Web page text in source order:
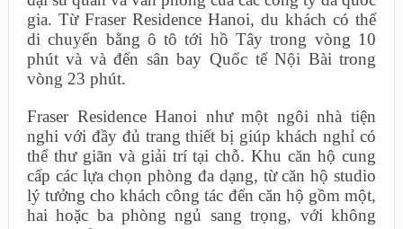
gia. Từ Fraser Residence Hanoi, du khách có thể
di chuyển bằng ô tô tới hồ Tây trong vòng 10
phút và và đến sân bay Quốc tế Nội Bài trong
vòng 23 phút.
Fraser Residence Hanoi như một ngôi nhà tiện
nghi với đầy đủ trang thiết bị giúp khách nghỉ có
thể thư giãn và giải trí tại chỗ. Khu căn hộ cung
cấp các lựa chọn phòng đa dạng, từ căn hộ studio
lý tưởng cho khách công tác đến căn hộ gồm một,
hai hoặc ba phòng ngủ sang trọng, với không